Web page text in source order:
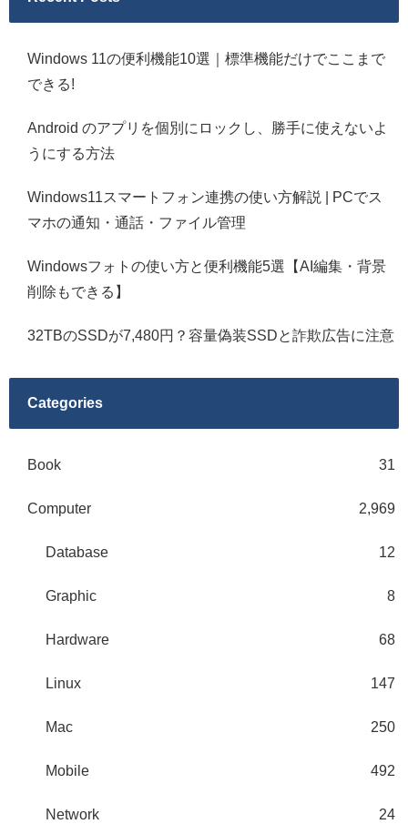
Windows 11の便利機能10選｜標準機能だけでここまで
できる!
Android のアプリを個別にロックし、勝手に使えないよ
うにする方法
Windows11スマートフォン連携の使い方解説 | PCでス
マホの通知・通話・ファイル管理
Windowsフォトの使い方と便利機能5選【AI編集・背景
削除もできる】
32TBのSSDが7,480円？容量偽装SSDと詐欺広告に注意
Categories
Book 31
Computer 2,969
Database 12
Graphic 8
Hardware 68
Linux 147
Mac 250
Mobile 492
Network 24